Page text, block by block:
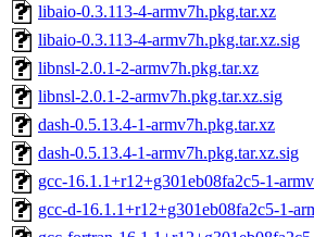
libaio-0.3.113-4-armv7h.pkg.tar.xz
libaio-0.3.113-4-armv7h.pkg.tar.xz.sig
libnsl-2.0.1-2-armv7h.pkg.tar.xz
libnsl-2.0.1-2-armv7h.pkg.tar.xz.sig
dash-0.5.13.4-1-armv7h.pkg.tar.xz
dash-0.5.13.4-1-armv7h.pkg.tar.xz.sig
gcc-16.1.1+r12+g301eb08fa2c5-1-
gcc-d-16.1.1+r12+g301eb08fa2c5-1-